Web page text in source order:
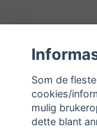
Kundeservice
Som de
cookies/
mulig
dette blant